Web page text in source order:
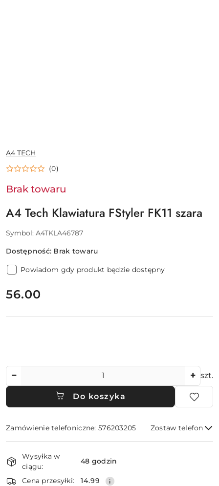
NAZWA
PRODUCENTA:
A4 TECH
(0)
Brak towaru
A4 Tech Klawiatura FStyler FK11 szara
Symbol: A4TKLA46787
Dostępność: Brak towaru
Powiadom gdy produkt będzie dostępny
cena:
56.00
szt.
Do koszyka
Zamówienie telefoniczne: 576203205 Zostaw telefon
Dostępność
i
dostawa
Wysyłka w
ciągu:
48 godzin
Cena przesyłki: 14.99